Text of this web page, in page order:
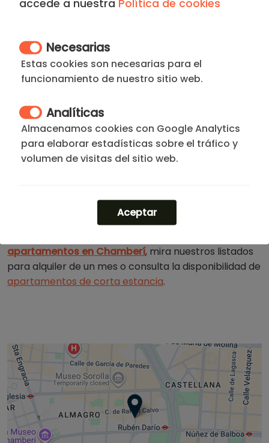
Ubicado en el castizo y sofisticadoDistrito de
residencial auténtica con un toque burgués.
Chamberí es famoso por su vibrante
oferta
gastronómica(especialmente en la calle Ponzano),
susplazastradicionales y suseguridad, siendo la
Su ubicación es estratégica y vibrante, a un paso del
Paseo de la Castellanay poblada de embajadas
edificios institucionales. Un entorno seguro y
exclusividad. Es eficiencia, estatus y conectividad.
apartamentos en Chamberí, mira nuestros listados
para alquiler de un mes o consulta la disponibilidad de
apartamentos de corta estancia.
accede a nuestra Política de cookies
Necesarias
Estas cookies son necesarias para el
funcionamiento de nuestro sitio web.
Analíticas
Almacenamos cookies con Google Analytics
para elaborar estadísticas sobre el tráfico y
volumen de visitas del sitio web.
Aceptar